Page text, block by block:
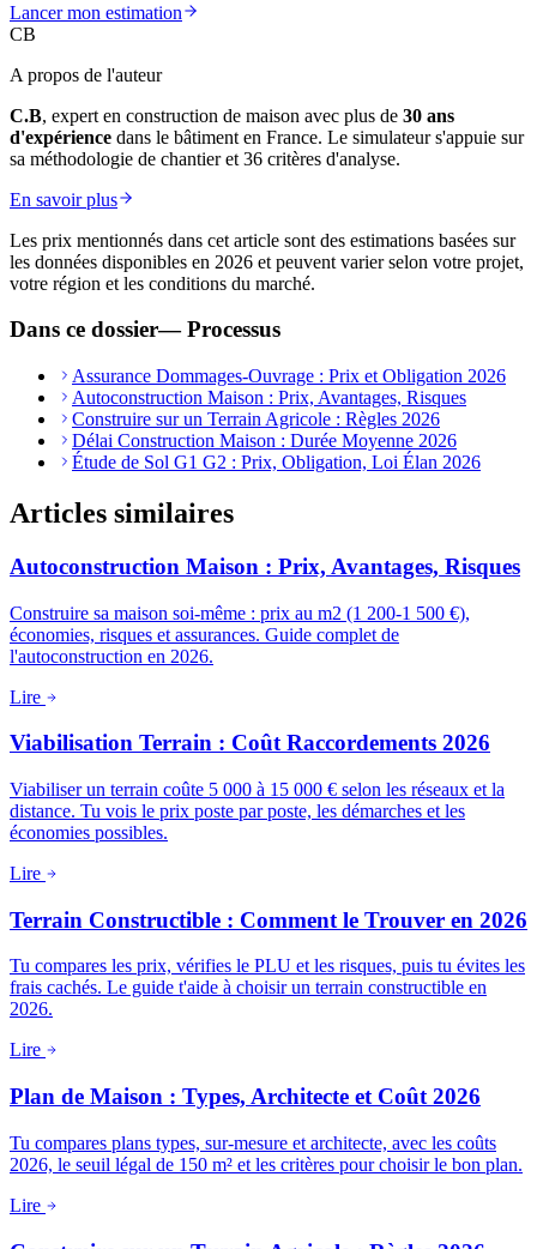
Lancer mon estimation
CB
A propos de l'auteur
C.B, expert en construction de maison avec plus de 30 ans
d'expérience dans le bâtiment en France. Le simulateur s'appuie sur
sa méthodologie de chantier et 36 critères d'analyse.
En savoir plus
Les prix mentionnés dans cet article sont des estimations basées sur
les données disponibles en 2026 et peuvent varier selon votre projet,
votre région et les conditions du marché.
Dans ce dossier—Processus
Assurance Dommages-Ouvrage : Prix et Obligation 2026
Autoconstruction Maison : Prix, Avantages, Risques
Construire sur un Terrain Agricole : Règles 2026
Délai Construction Maison : Durée Moyenne 2026
Étude de Sol G1 G2 : Prix, Obligation, Loi Élan 2026
Articles similaires
Autoconstruction Maison : Prix, Avantages, Risques
Construire sa maison soi-même : prix au m2 (1 200-1 500 €),
économies, risques et assurances. Guide complet de
l'autoconstruction en 2026.
Lire
Viabilisation Terrain : Coût Raccordements 2026
Viabiliser un terrain coûte 5 000 à 15 000 € selon les réseaux et la
distance. Tu vois le prix poste par poste, les démarches et les
économies possibles.
Lire
Terrain Constructible : Comment le Trouver en 2026
Tu compares les prix, vérifies le PLU et les risques, puis tu évites les
frais cachés. Le guide t'aide à choisir un terrain constructible en
2026.
Lire
Plan de Maison : Types, Architecte et Coût 2026
Tu compares plans types, sur-mesure et architecte, avec les coûts
2026, le seuil légal de 150 m² et les critères pour choisir le bon plan.
Lire